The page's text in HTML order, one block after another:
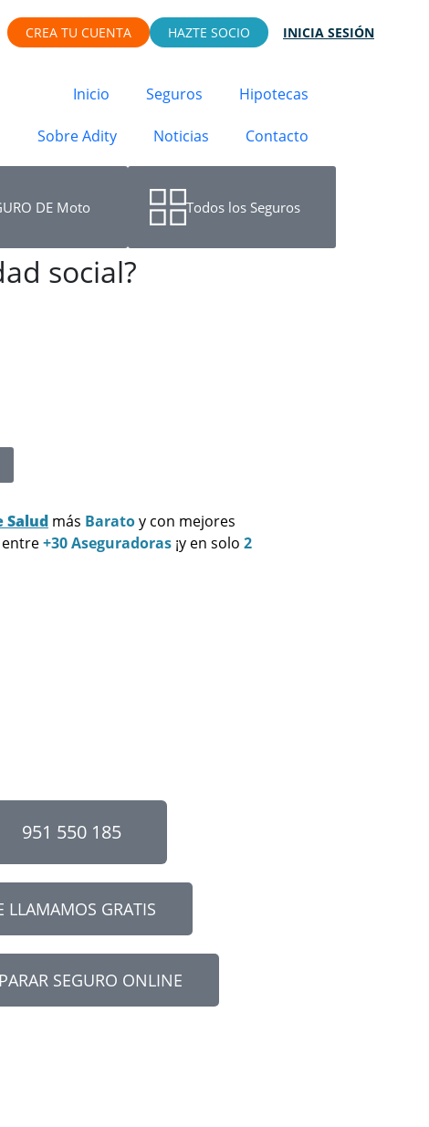
CREA TU CUENTA HAZTE SOCIO INICIA SESIÓN
Inicio Seguros Hipotecas
Sobre Adity Noticias Contacto
DE Moto Todos los Seguros
social?
Salud más Baratoy con mejores
+30 Aseguradoras ¡y en solo 2
951 550 185
LLAMAMOS GRATIS
SEGURO ONLINE